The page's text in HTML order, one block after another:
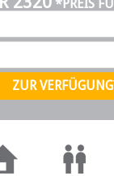
*PREIS